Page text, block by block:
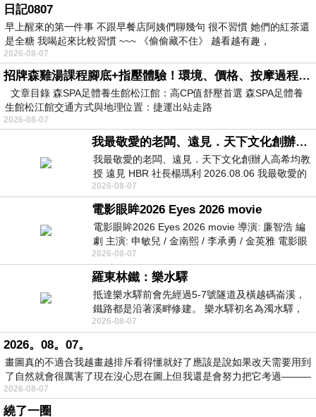
日記0807
早上醒來的第一件事 不跟早餐店阿姨們聊幾句 很不習慣 她們的紅茶還
是全糖 我喝起來比較習慣 ~~~ 《偷偷藏不住》 越看越有趣，
2026-08-07
招牌森雞湯課程腳底+指壓體驗！環境、價格、按摩過程全紀錄，森SPA足體養生館松江館最新價格表
文章目錄 森SPA足體養生館松江館：高CP值舒壓首選 森SPA足體養
生館松江館交通方式與地理位置：捷運出站走路
2026-08-07
我最敬愛的老闆、遠見．天下文化創辦人高希均教授
我最敬愛的老闆、遠見．天下文化創辦人高希均教
授 遠見 HBR 社長楊瑪利 2026.08.06 我最敬愛的
老闆、遠見．天下文化創辦人高希均教
2026-08-07
電影眼眸2026 Eyes 2026 movie
電影眼眸2026 Eyes 2026 movie 導演: 廉智浩 編
劇 主演: 申敏兒 / 金南熙 / 李承勇 / 金英雅 電影眼
眸2026描述攝影師徐珍因遺
2026-08-07
羅東林鐵：樂水驛
抵達樂水驛前會先經過5-7號隧道及橫越碼崙溪，
鐵路都是沿著溪畔修建。 樂水驛初名為濁水驛，
但因與臺鐵集集線車站同名，於1953
2026-08-07
2026。08。07。
畫圖真的不適合我越畫越排斥看得懂就好了應該是說如果改天需要用到
了自然就會很厲害了現在沒心思在圖上但我還是會努力把它考過———
2026-08-07
繞了一圈